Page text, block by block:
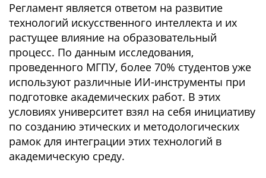
Регламент является ответом на развитие
технологий искусственного интеллекта и их
растущее влияние на образовательный
процесс. По данным исследования,
проведенного МГПУ, более 70% студентов уже
используют различные ИИ-инструменты при
подготовке академических работ. В этих
условиях университет взял на себя инициативу
по созданию этических и методологических
рамок для интеграции этих технологий в
академическую среду.